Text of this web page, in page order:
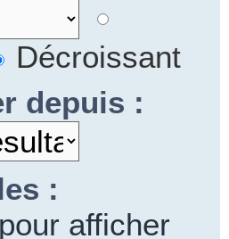
Décroissant
depuis :
:
afficher